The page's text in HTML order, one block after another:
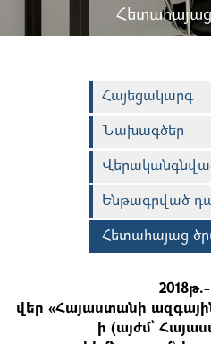
Հայեցակարգ
Նախագծեր
Ենթագրված
Հետահայաց
վեր «Հայաստանի
ի (այժմ՝